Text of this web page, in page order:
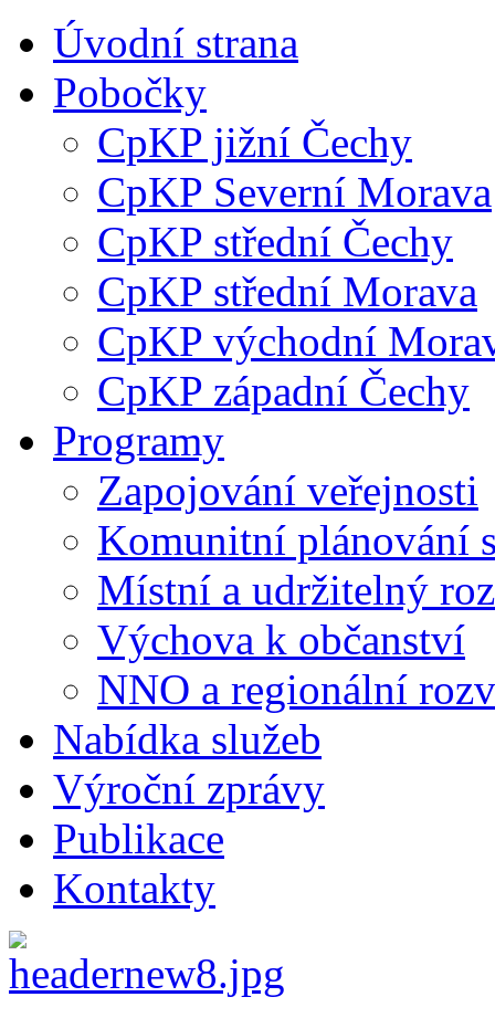
Úvodní strana
Pobočky
CpKP jižní Čechy
CpKP Severní Morava
CpKP střední Čechy
CpKP střední Morava
CpKP východní
CpKP západní Čechy
Programy
Zapojování veřejnosti
Komunitní plánování
Místní a udržitelný
Výchova k občanství
NNO a regionální
Nabídka služeb
Výroční zprávy
Publikace
Kontakty